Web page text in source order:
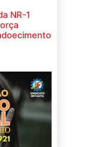
NR-1